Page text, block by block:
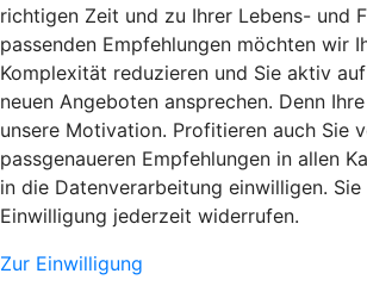
richtigen Zeit und zu Ihrer Lebens- und
passenden Empfehlungen möchten wir
Komplexität reduzieren und Sie aktiv
neuen Angeboten ansprechen. Denn
unsere Motivation. Profitieren auch Sie
passgenaueren Empfehlungen in allen
in die Datenverarbeitung einwilligen. Sie
Einwilligung jederzeit widerrufen.
Zur Einwilligung